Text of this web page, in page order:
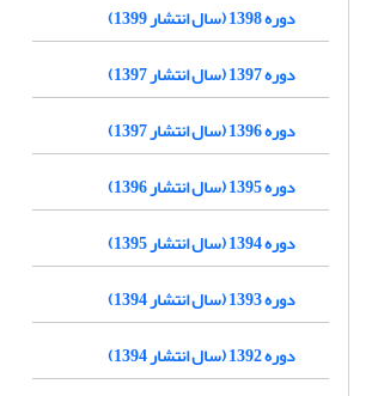
دوره 1398 (سال انتشار 1399)
دوره 1397 (سال انتشار 1397)
دوره 1396 (سال انتشار 1397)
دوره 1395 (سال انتشار 1396)
دوره 1394 (سال انتشار 1395)
دوره 1393 (سال انتشار 1394)
دوره 1392 (سال انتشار 1394)